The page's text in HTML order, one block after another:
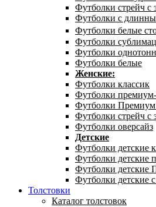
Футболки стрейч с
Футболки с
Футболки белые
Футболки
Футболки
Футболки белые
Женские:
Футболки классик
Футболки
Футболки
Футболки стрейч с
Футболки оверсайз
Детские
Футболки детские
Футболки детские
Футболки детские
Футболки детские
Толстовки
Каталог толстовок